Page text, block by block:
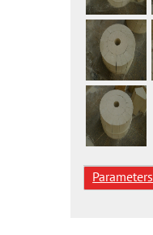
Parameters